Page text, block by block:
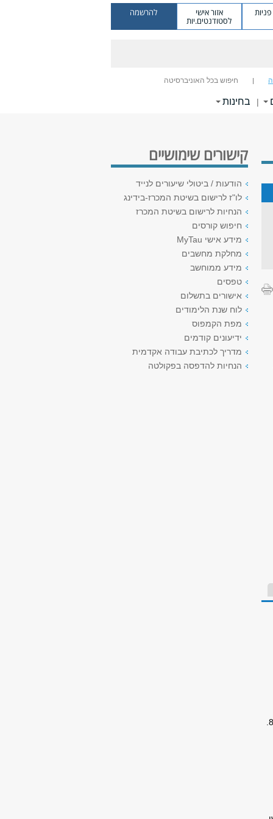
אזור אישי
לסטודנטים.יות
להרשמה
חיפוש בכל האוניברסיטה
| בחינות
קישורים שימושיים
הודעות / ביטולי שיעורים לנייד
לו"ז לרישום בשיטת המכרז-בידינג
הנחיות לרישום בשיטת המכרז
חיפוש קורסים
מידע אישי MyTau
מחלקת מחשבים
מידע ממוחשב
טפסים
אישורים בתשלום
לוח שנת הלימודים
מפת הקמפוס
ידיעונים קודמים
מדריך לכתיבת עבודה אקדמית
הנחיות להדפסה בפקולטה